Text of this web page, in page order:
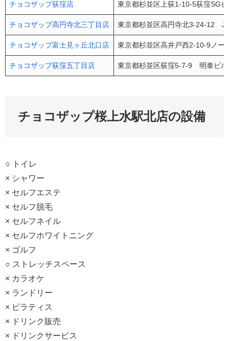
チョコザップ荻窪店 東京都杉並区上荻1-10-5荻窪SG
チョコザップ高円寺北三丁目店 東京都杉並区高円寺北3-24-12
チョコザップ富士見ヶ丘北口店 東京都杉並区高井戸西2-10-9ノ
チョコザップ荻窪五丁目店 東京都杉並区荻窪5-7-9 明泰ビ
チョコザップ桜上水駅北店の設備
○ トイレ
× シャワー
× セルフエステ
× セルフ脱毛
× セルフネイル
× セルフホワイトニング
× ゴルフ
○ ストレッチスペース
× カラオケ
× ランドリー
× ピラティス
× ドリンク販売
× ドリンクサービス